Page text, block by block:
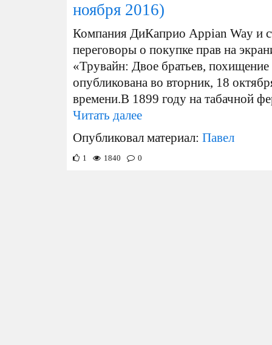
ноября 2016)
Компания ДиКаприо Appian Way и
переговоры о покупке прав на
«Трувайн: Двое братьев,
опубликована во вторник, 18
времени.В 1899 году на табачной
Читать далее
Опубликовал материал: Павел
1 1840 0